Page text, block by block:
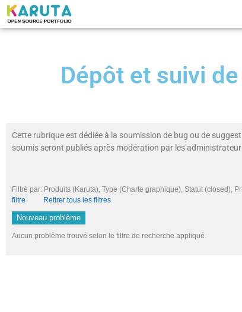
Dépôt et suivi de
Cette rubrique est dédiée à la soumission de bug ou de
soumis seront publiés après modération par les
Filtré par: Produits (Karuta), Type (Charte graphique), Statut
filtre
Retirer tous les filtres
Nouveau problème
Aucun problème trouvé selon le filtre de recherche appliqué.